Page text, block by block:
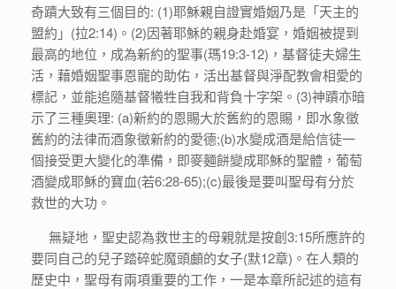
奇蹟大致有三個目的: (1)耶穌親自證實婚姻乃是「天主的
盟約」(拉2:14)。(2)因著耶穌的親身赴婚宴，婚姻被提到
最高的地位，成為新約的聖事(瑪19:3-12)，基督徒夫婦生
活，藉婚姻聖事恩寵的助佑，活出基督與淨配教會相愛的
標記，並能追隨基督犧牲自我和背負十字架。(3)神蹟亦暗
示了三種奧理: (a)新約的恩賜大於舊約的恩賜，即水象徵
舊約的法律而酒象徵新約的愛德;(b)水變成酒是給信徒一
個接受更大變化的準備，即麥麵餅變成耶穌的聖體，葡萄
酒變成耶穌的寶血(若6:28-65);(c)最後是要叫聖母有分於
救世的大功。
無疑地，聖史認為救世主的母親就是按創3:15所應許的
要同自己的兒子踏碎蛇魔頭顱的女子(默12章)。在人類的
歷史中，聖母有兩項重要的工作，一是本章所記述的這有